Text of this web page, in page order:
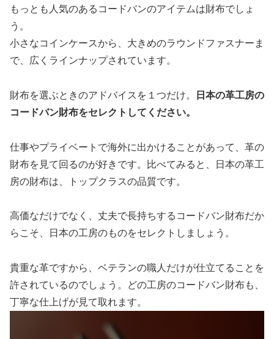
もっとも人気のあるコードバンのアイテムは財布でしょ
う。
小さなコインケースから、大きめのラウンドファスナーま
で、広くラインナップされています。
財布を選ぶときのアドバイスを１つだけ。
日本の革工房の
コードバン財布をセレクトしてください。
仕事やプライベートで海外に出かけることがあって、革の
財布を見て回るのが好きです。比べてみると、日本の革工
房の財布は、トップクラスの品質です。
高価なだけでなく、丈夫で長持ちするコードバン財布だか
らこそ、日本の工房のものをセレクトしましょう。
貴重な革ですから、ベテランの職人だけが仕立てることを
許されているのでしょう。どの工房のコードバン財布も、
丁寧な仕上げが見て取れます。